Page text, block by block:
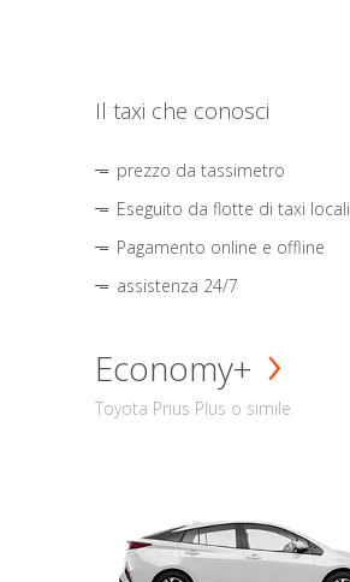
Il taxi che conosci
prezzo da tassimetro
Eseguito da flotte di taxi locali
Pagamento online e offline
assistenza 24/7
Economy+
Toyota Prius Plus o simile